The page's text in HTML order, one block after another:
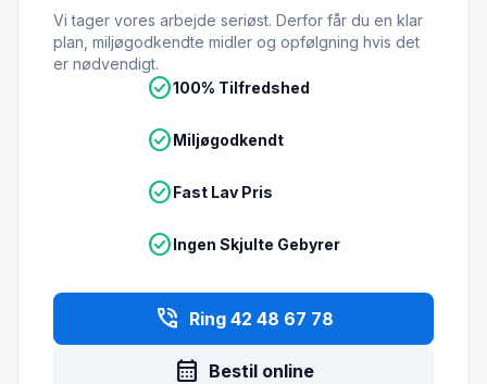
Vi tager vores arbejde seriøst. Derfor får du en klar
plan, miljøgodkendte midler og opfølgning hvis det
er nødvendigt.
check_circle100% Tilfredshed
check_circleMiljøgodkendt
check_circleFast Lav Pris
check_circleIngen Skjulte Gebyrer
phone_in_talk Ring 42 48 67 78
calendar_month Bestil online